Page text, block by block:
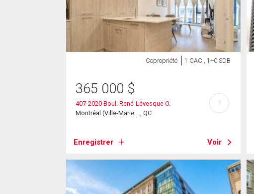
Copropriété 1 CAC , 1+0 SDB
365 000 $
407-2020 Boul. René-Lévesque O.
Montréal (Ville-Marie ..., QC
Enregistrer Voir
?